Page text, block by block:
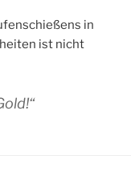
in
ist nicht